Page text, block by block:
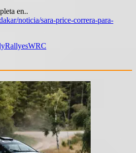
en..
noticia/sara-price-correra-para-
RallyesWRC